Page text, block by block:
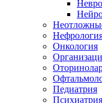
Онкология
Педиатрия